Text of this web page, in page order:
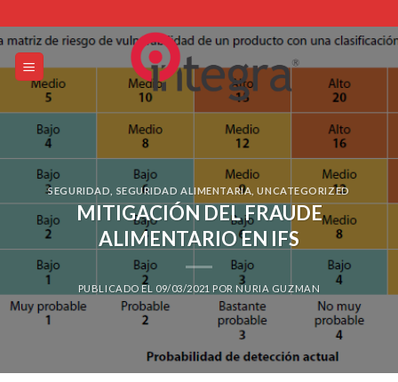
to
content
SEGURIDAD SEGURIDAD ALIMENTARIA ,UNCATEGORIZED
MITIGACIÓN DEL FRAUDE
ALIMENTARIO EN IFS
PUBLICADO EL 09/03/2021 POR NURIA GUZMAN